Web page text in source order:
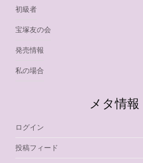
初級者
宝塚友の会
発売情報
私の場合
メタ情報
ログイン
投稿フィード